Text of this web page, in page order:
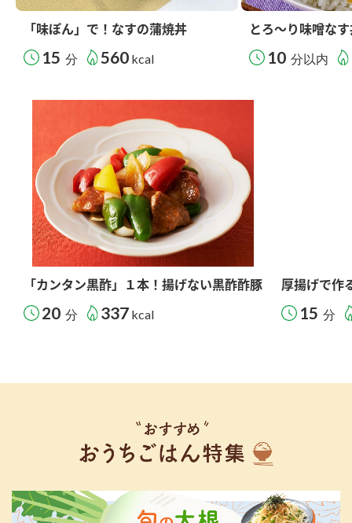
「味ぽん」で！なすの蒲焼丼
15 分 560 kcal
とろ～り味噌な
10 分以内
「カンタン黒酢」１本！揚げない黒酢酢豚
20 分 337 kcal
厚揚げで作
15 分